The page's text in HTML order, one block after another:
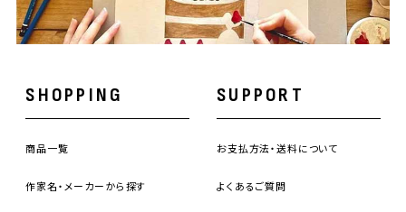
SHOPPING
商品一覧
作家名・メーカーから探す
SUPPORT
お支払方法・送料について
よくあるご質問